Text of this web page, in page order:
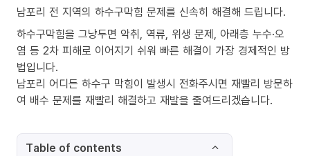
남포리 전 지역의 하수구막힘 문제를 신속히 해결해 드립니다.
하수구막힘을 그냥두면 악취, 역류, 위생 문제, 아래층 누수·오
염 등 2차 피해로 이어지기 쉬워 빠른 해결이 가장 경제적인 방
법입니다.
남포리 어디든 하수구 막힘이 발생시 전화주시면 재빨리 방문하
여 배수 문제를 재빨리 해결하고 재발을 줄여드리겠습니다.
Table of contents